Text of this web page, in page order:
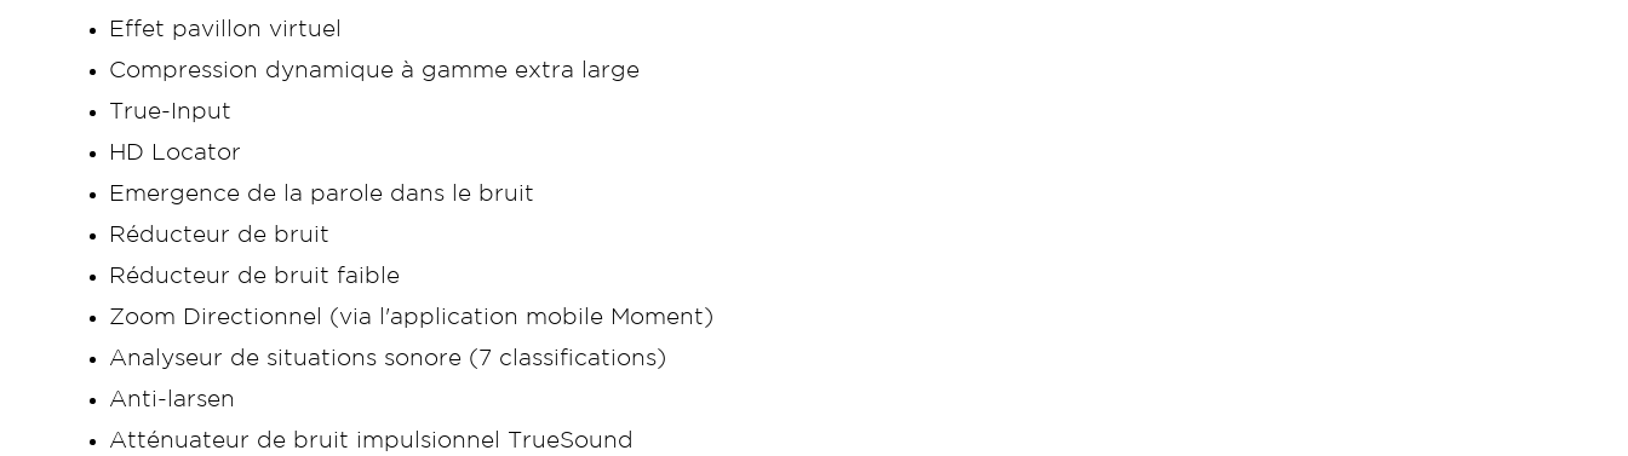
Effet pavillon virtuel
Compression dynamique à gamme extra large
True-Input
HD Locator
Emergence de la parole dans le bruit
Réducteur de bruit
Réducteur de bruit faible
Zoom Directionnel (via l'application mobile Moment)
Analyseur de situations sonore (7 classifications)
Anti-larsen
Atténuateur de bruit impulsionnel TrueSound